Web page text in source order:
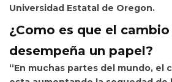
Universidad Estatal de Oregon.
¿Como es que el
desempeña un papel?
“En muchas partes del mundo, el